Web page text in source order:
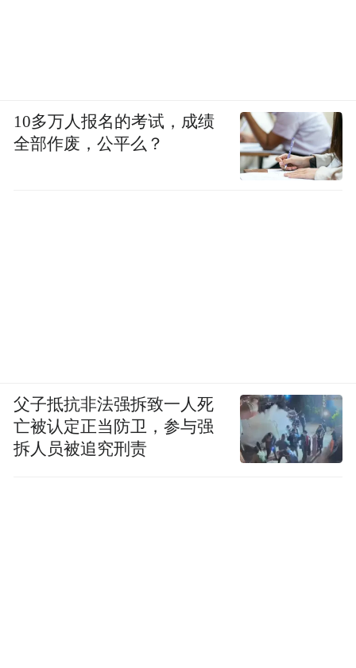
10多万人报名的考试，成绩
全部作废，公平么？
父子抵抗非法强拆致一人死
亡被认定正当防卫，参与强
拆人员被追究刑责